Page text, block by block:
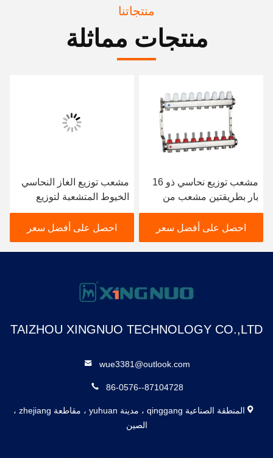
منتجاتنا
منتجات مماثلة
مشعب توزيع نحاسي ذو 16
بار بطريقتين مشعب من
النحاس الأصفر
احصل على أفضل سعر
مشعب توزيع الغاز النحاسي
الخيوط المتشعبة لتوزيع
المياه الساخنة
احصل على أفضل سعر
TAIZHOU XINGNUO TECHNOLOGY CO.,LTD
wue3381@outlook.com
86-0576--87104728
المنطقة الصناعية qinggang ، مدينة yuhuan ، مقاطعة zhejiang ،
الصين